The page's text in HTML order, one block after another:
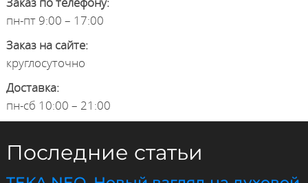
пн-пт 9:00 – 17:00
Заказ на сайте:
круглосуточно
Доставка:
пн-сб 10:00 – 21:00
Последние статьи